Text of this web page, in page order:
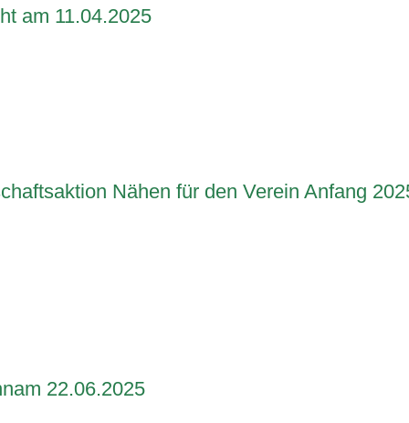
am 11.04.2025
Nähen für den Verein Anfang
22.06.2025